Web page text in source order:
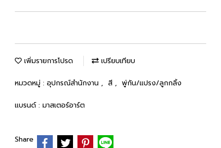
เพิ่มรายการโปรด เปรียบเทียบ
หมวดหมู่ : อุปกรณ์สำนักงาน , สี , พู่กัน/แปรง/ลูกกลิ้ง
แบรนด์ : มาสเตอร์อาร์ต
Share